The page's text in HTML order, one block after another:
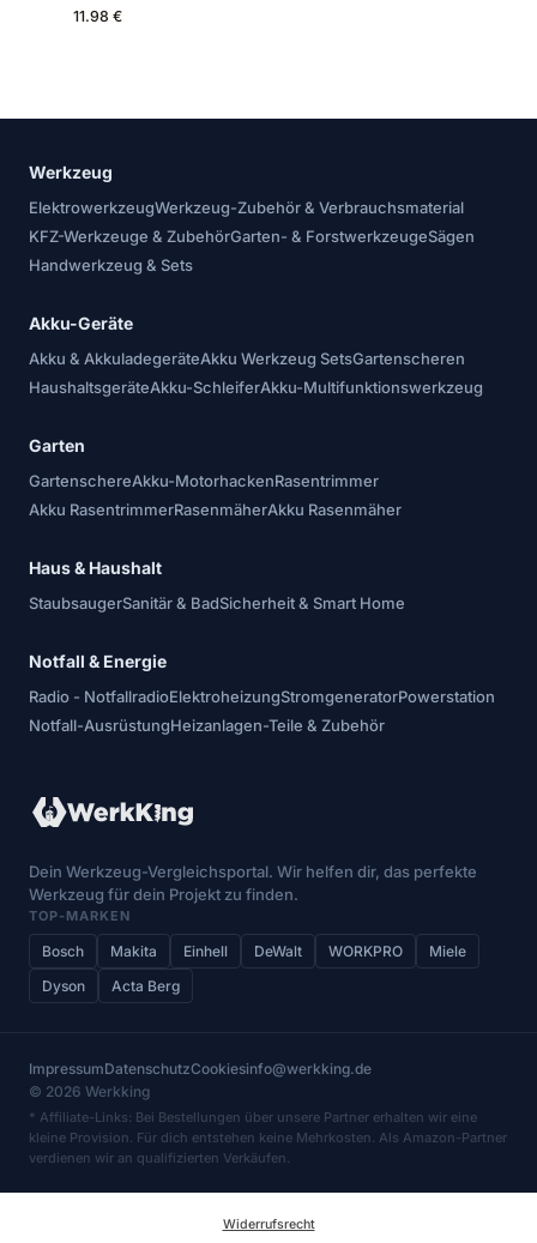
11.98 €
Werkzeug
ElektrowerkzeugWerkzeug-Zubehör & Verbrauchsmaterial
KFZ-Werkzeuge & ZubehörGarten- & ForstwerkzeugeSägen
Handwerkzeug & Sets
Akku-Geräte
Akku & AkkuladegeräteAkku Werkzeug SetsGartenscheren
HaushaltsgeräteAkku-SchleiferAkku-Multifunktionswerkzeug
Garten
GartenschereAkku-MotorhackenRasentrimmer
Akku RasentrimmerRasenmäherAkku Rasenmäher
Haus & Haushalt
StaubsaugerSanitär & BadSicherheit & Smart Home
Notfall & Energie
Radio - NotfallradioElektroheizungStromgeneratorPowerstation
Notfall-AusrüstungHeizanlagen-Teile & Zubehör
Dein Werkzeug-Vergleichsportal. Wir helfen dir, das perfekte
Werkzeug für dein Projekt zu finden.
TOP-MARKEN
Bosch Makita Einhell DeWalt WORKPRO
Miele
Dyson
Acta Berg
ImpressumDatenschutzCookiesinfo@werkking.de
© 2026 Werkking
* Affiliate-Links: Bei Bestellungen über unsere Partner erhalten wir eine
kleine Provision. Für dich entstehen keine Mehrkosten. Als Amazon-Partner
verdienen wir an qualifizierten Verkäufen.
Widerrufsrecht